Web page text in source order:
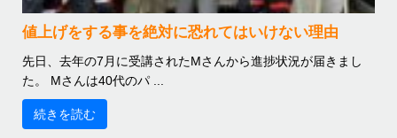
値上げをする事を絶対に恐れてはいけない理由
先日、去年の7月に受講されたMさんから進捗状況が届きまし
た。 Mさんは40代のパ ...
続きを読む